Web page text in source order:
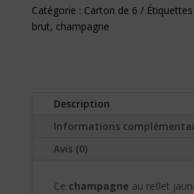
Catégorie : Carton de 6 Étiquettes
brut, champagne
Description
Informations
Avis (0)
Ce champagne au reflet